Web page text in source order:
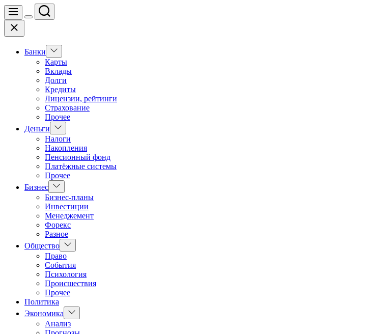
Меню
Цвет
Поиск
Закрыть
Банки
Показать
подменю
Карты
Вклады
Долги
Кредиты
Лицензии, рейтинги
Страхование
Прочее
Деньги
Показать
подменю
Налоги
Накопления
Пенсионный фонд
Платёжные системы
Прочее
Бизнес Показать
подменю
Бизнес-планы
Инвестиции
Менеджемент
Форекс
Разное
Общество Показать
подменю
Право
События
Психология
Происшествия
Прочее
Политика
Экономика
Показать
подменю
Анализ